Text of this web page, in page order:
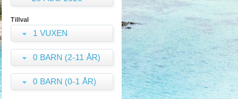
Tillval
1 VUXEN
0 BARN (2-11 ÅR)
0 BARN (0-1 ÅR)